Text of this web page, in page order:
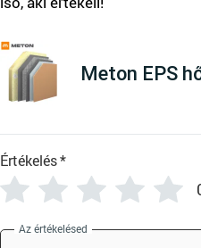
Meton EPS
Értékelés*
Az értékelésed